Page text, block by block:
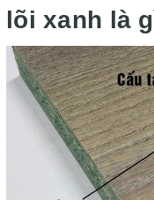
lõi xanh là